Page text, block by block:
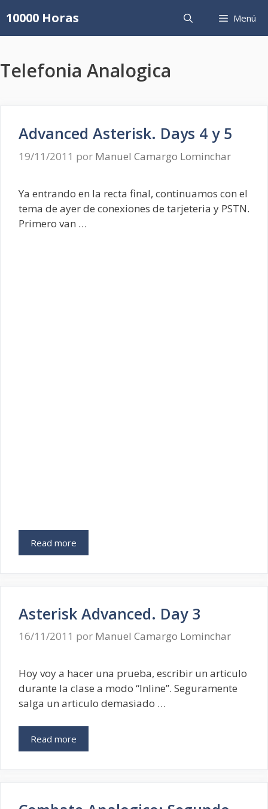
al
contenido
10000 Horas Menú
Telefonia Analogica
Advanced Asterisk. Days 4 y 5
19/11/2011 por Manuel Camargo Lominchar
Ya entrando en la recta final, continuamos con el
tema de ayer de conexiones de tarjeteria y PSTN.
Primero van …
Read more
Asterisk Advanced. Day 3
16/11/2011 por Manuel Camargo Lominchar
Hoy voy a hacer una prueba, escribir un articulo
durante la clase a modo “Inline”. Seguramente
salga un articulo demasiado …
Read more